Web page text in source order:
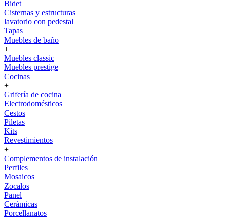
Bidet
Cisternas y estructuras
lavatorio con pedestal
Tapas
Muebles de baño
+
Muebles classic
Muebles prestige
Cocinas
+
Grifería de cocina
Electrodomésticos
Cestos
Piletas
Kits
Revestimientos
+
Complementos de instalación
Perfiles
Mosaicos
Zocalos
Panel
Cerámicas
Porcellanatos